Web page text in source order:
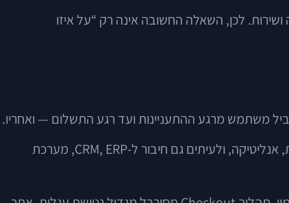
לכן, השאלה החשובה אינה רק “על איזו
משתמש מרגע ההתעניינות ועד רגע התשלום — ואחריו.
כאן נכנסים לתמונה קטלוג מוצרים, עמודי מוצר, סל קניות, קופה, מערכות תשלום, משלוחים, אזור אישי, ניהול הזמנות, שירות לקוחות, אנליטיקה, ולעיתים גם חיבור ל-CRM, ERP, מערכת